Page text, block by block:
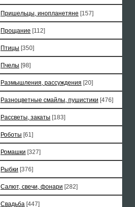
Пришельцы, инопланетяне [157]
Прощание [112]
Птицы [350]
Пчелы [98]
Размышления, рассуждения [20]
Разноцветные смайлы, пушистики [476]
Рассветы, закаты [183]
Роботы [61]
Ромашки [327]
Рыбки [376]
Салют, свечи, фонари [282]
Свадьба [447]